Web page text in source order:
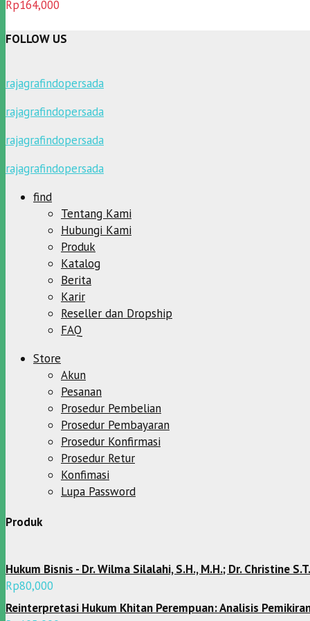
Dinilai5.00
dari 5
Rp164,000
FOLLOW US
rajagrafindopersada
rajagrafindopersada
rajagrafindopersada
rajagrafindopersada
find
Tentang Kami
Hubungi Kami
Produk
Katalog
Berita
Karir
Reseller dan Dropship
FAQ
Store
Akun
Pesanan
Prosedur Pembelian
Prosedur Pembayaran
Prosedur Konfirmasi
Prosedur Retur
Konfimasi
Lupa Password
Produk
Hukum Bisnis - Dr. Wilma Silalahi, S.H., M.H.; Dr. Christine
Rp80,000
Reinterpretasi Hukum Khitan Perempuan: Analisis